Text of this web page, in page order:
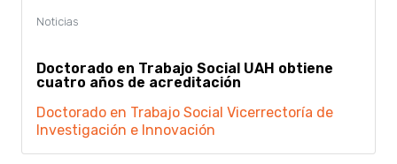
Doctorado en Trabajo Social UAH obtiene
cuatro años de acreditación
Doctorado en Trabajo Social Vicerrectoría de
Investigación e Innovación